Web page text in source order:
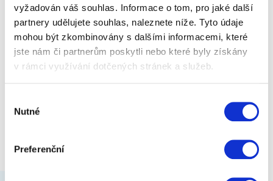
vyžadován váš souhlas. Informace o tom, pro jaké další
partnery udělujete souhlas, naleznete níže. Tyto údaje
mohou být zkombinovány s dalšími informacemi, které
jste nám či partnerům poskytli nebo které byly získány
v rámci využívání dotčených stránek a služeb.
souhlasu
Nutné
Preferenční